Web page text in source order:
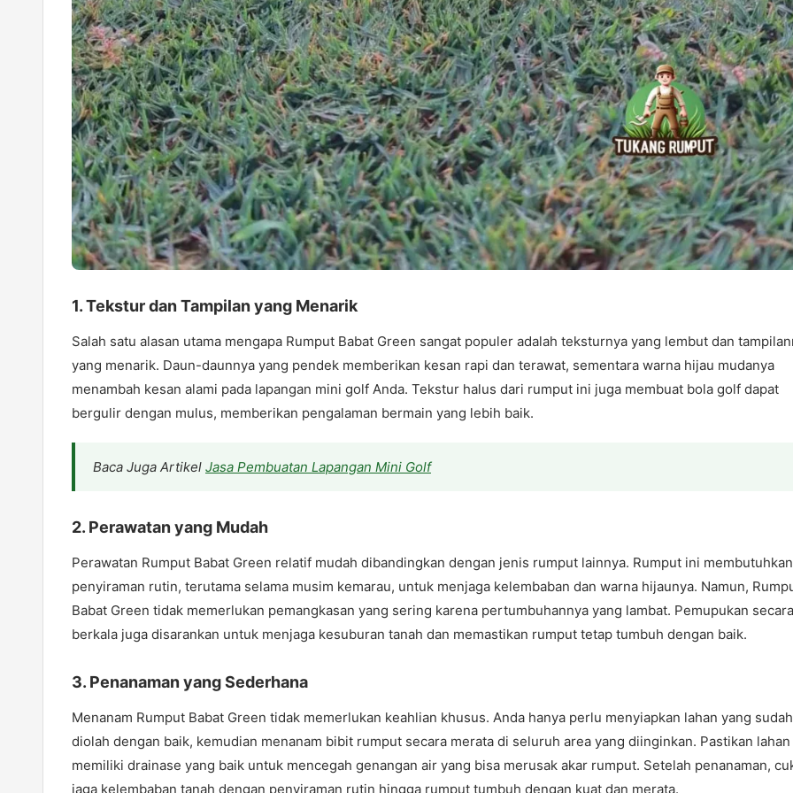
1.Tekstur dan Tampilan yang Menarik
Salah satu alasan utama mengapa Rumput Babat Green sangat populer adalah teksturnya yang lembut dan
yang menarik. Daun-daunnya yang pendek memberikan kesan rapi dan terawat, sementara warna hijau mudanya
menambah kesan alami pada lapangan mini golf Anda. Tekstur halus dari rumput ini juga membuat bola golf dapat
bergulir dengan mulus, memberikan pengalaman bermain yang lebih baik.
Baca Juga Artikel Jasa Pembuatan Lapangan Mini Golf
2. Perawatan yang Mudah
Perawatan Rumput Babat Green relatif mudah dibandingkan dengan jenis rumput lainnya. Rumput ini membutuhkan
penyiraman rutin, terutama selama musim kemarau, untuk menjaga kelembaban dan warna hijaunya. Namun,
Babat Green tidak memerlukan pemangkasan yang sering karena pertumbuhannya yang lambat. Pemupukan secara
berkala juga disarankan untuk menjaga kesuburan tanah dan memastikan rumput tetap tumbuh dengan baik.
3. Penanaman yang Sederhana
Menanam Rumput Babat Green tidak memerlukan keahlian khusus. Anda hanya perlu menyiapkan lahan yang sudah
diolah dengan baik, kemudian menanam bibit rumput secara merata di seluruh area yang diinginkan. Pastikan lahan
memiliki drainase yang baik untuk mencegah genangan air yang bisa merusak akar rumput. Setelah penanaman,
jaga kelembaban tanah dengan penyiraman rutin hingga rumput tumbuh dengan kuat dan merata.